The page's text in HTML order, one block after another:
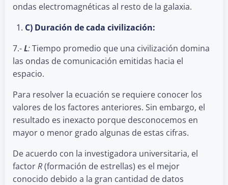
ondas electromagnéticas al resto de la galaxia.
C) Duración de cada civilización:
7.-L:Tiempo promedio que una civilización domina
las ondas de comunicación emitidas hacia el
espacio.
Para resolver la ecuación se requiere conocer los
valores de los factores anteriores. Sin embargo, el
resultado es inexacto porque desconocemos en
mayor o menor grado algunas de estas cifras.
De acuerdo con la investigadora universitaria, el
factorR(formación de estrellas) es el mejor
conocido debido a la gran cantidad de datos